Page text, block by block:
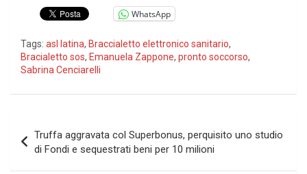
WhatsApp
Tags: asl latina, Braccialetto elettronico sanitario,
Bracialetto sos, Emanuela Zappone, pronto soccorso,
Sabrina Cenciarelli
articoli
Truffa aggravata col Superbonus, perquisito uno studio
di Fondi e sequestrati beni per 10 milioni